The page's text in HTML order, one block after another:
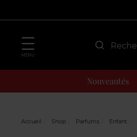
MENU
Nouveautés
Accueil Shop Parfums Enfant